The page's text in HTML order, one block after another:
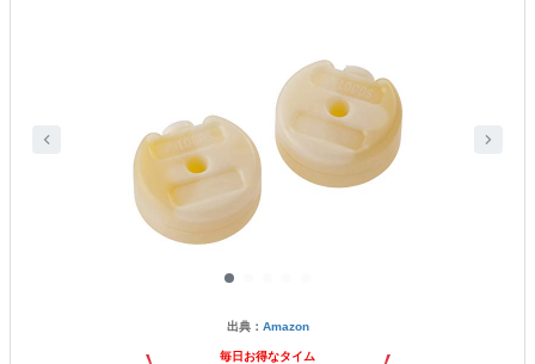
出典： Amazon
毎日お得なタイム